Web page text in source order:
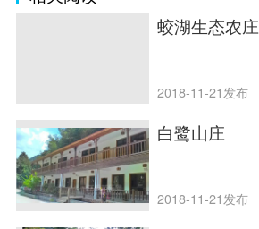
蛟湖生态农庄
2018-11-21发布
白鹭山庄
2018-11-21发布